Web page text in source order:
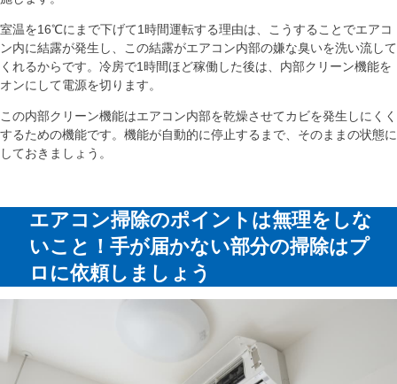
室温を16℃にまで下げて1時間運転する理由は、こうすることでエアコ
ン内に結露が発生し、この結露がエアコン内部の嫌な臭いを洗い流して
くれるからです。冷房で1時間ほど稼働した後は、内部クリーン機能を
オンにして電源を切ります。
この内部クリーン機能はエアコン内部を乾燥させてカビを発生しにくく
するための機能です。機能が自動的に停止するまで、そのままの状態に
しておきましょう。
エアコン掃除のポイントは無理をしな
いこと！手が届かない部分の掃除はプ
ロに依頼しましょう